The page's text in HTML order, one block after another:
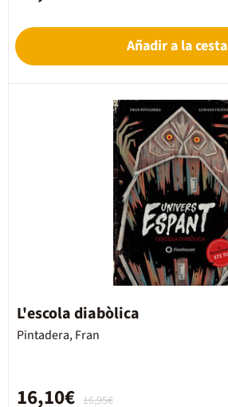
Añadir a la cesta
L'escola diabòlica
Pintadera, Fran
16,95€
16,10€